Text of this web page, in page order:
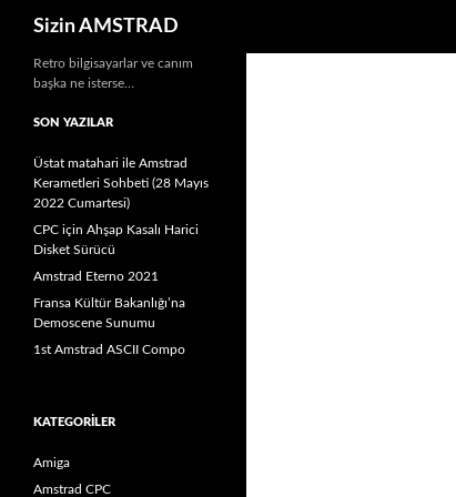
İçeriğe
Sizin AMSTRAD
Retro bilgisayarlar ve canım
başka ne isterse…
SON YAZILAR
Üstat matahari ile Amstrad
Kerametleri Sohbeti (28 Mayıs
2022 Cumartesi)
CPC için Ahşap Kasalı Harici
Disket Sürücü
Amstrad Eterno 2021
Fransa Kültür Bakanlığı’na
Demoscene Sunumu
1st Amstrad ASCII Compo
KATEGORILER
Amiga
Amstrad CPC